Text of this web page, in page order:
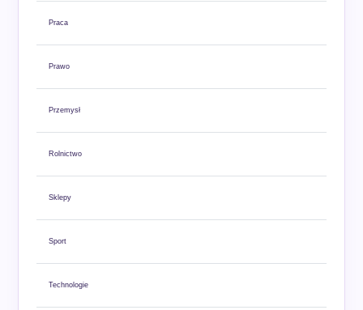
Praca
Prawo
Przemysł
Rolnictwo
Sklepy
Sport
Technologie